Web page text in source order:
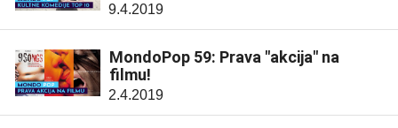
9.4.2019
MondoPop 59: Prava "akcija" na
filmu!
2.4.2019